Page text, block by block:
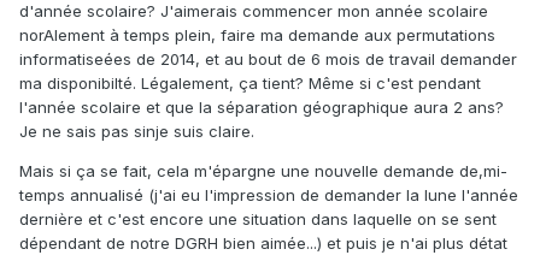
d'année scolaire? J'aimerais commencer mon année scolaire
norAlement à temps plein, faire ma demande aux permutations
informatiseées de 2014, et au bout de 6 mois de travail demander
ma disponibilté. Légalement, ça tient? Même si c'est pendant
l'année scolaire et que la séparation géographique aura 2 ans?
Je ne sais pas sinje suis claire.
Mais si ça se fait, cela m'épargne une nouvelle demande de,mi-
temps annualisé (j'ai eu l'impression de demander la lune l'année
dernière et c'est encore une situation dans laquelle on se sent
dépendant de notre DGRH bien aimée...) et puis je n'ai plus détat